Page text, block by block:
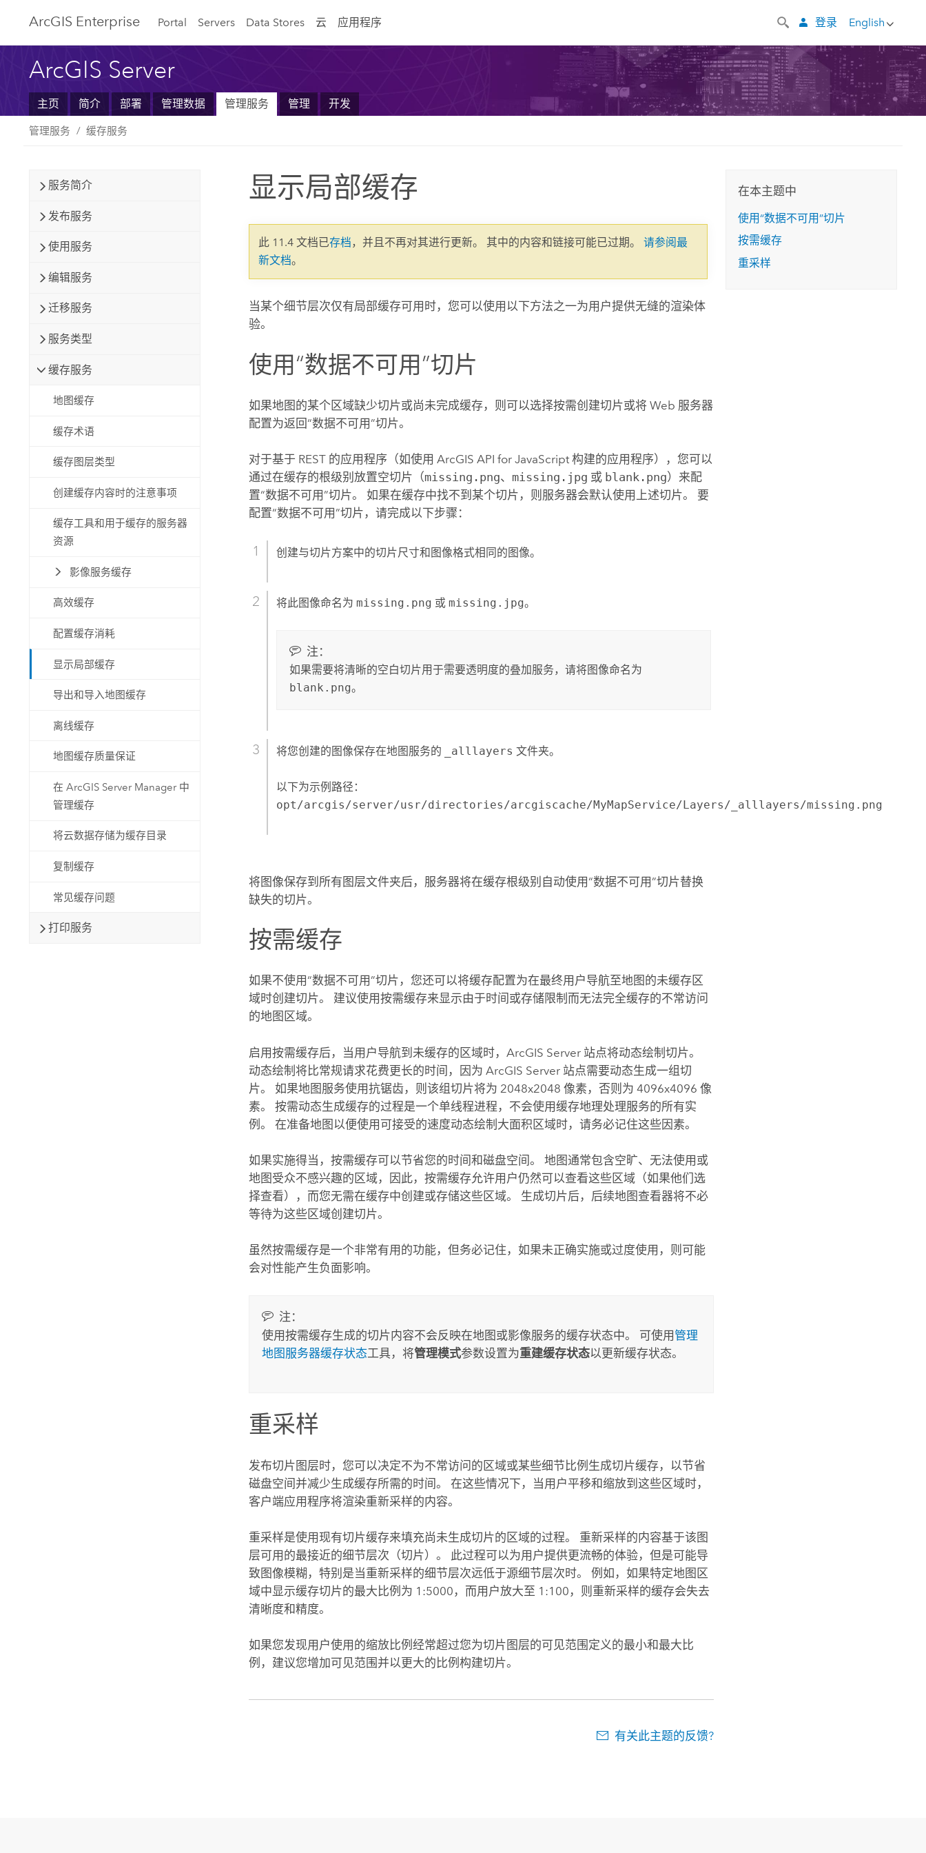
ArcGIS Enterprise Portal Servers Data Stores 云 应用程序 English
登录
ArcGIS Server
主页 简介 部署 管理数据 管理服务 管理 开发
管理服务 缓存服务
服务简介
发布服务
使用服务
编辑服务
迁移服务
服务类型
缓存服务
地图缓存
缓存术语
缓存图层类型
创建缓存内容时的注意事项
缓存工具和用于缓存的服务器
资源
影像服务缓存
高效缓存
配置缓存消耗
显示局部缓存
导出和导入地图缓存
离线缓存
地图缓存质量保证
在 ArcGIS Server Manager 中
管理缓存
将云数据存储为缓存目录
复制缓存
常见缓存问题
打印服务
显示局部缓存
此 11.4 文档已存档，并且不再对其进行更新。 其中的内容和链接可能已过期。请参阅最
新文档。
当某个细节层次仅有局部缓存可用时，您可以使用以下方法之一为用户提供无缝的渲染体
验。
使用“数据不可用”切片
如果地图的某个区域缺少切片或尚未完成缓存，则可以选择按需创建切片或将 Web 服务器
配置为返回“数据不可用”切片。
对于基于 REST 的应用程序（如使用ArcGIS API for JavaScript 构建的应用程序），您可以
通过在缓存的根级别放置空切片（missing.png、 missing.jpg 或 blank.png）来配
置“数据不可用”切片。 如果在缓存中找不到某个切片，则服务器会默认使用上述切片。 要
配置“数据不可用”切片，请完成以下步骤：
创建与切片方案中的切片尺寸和图像格式相同的图像。
将此图像命名为missing.png 或missing.jpg。
注：
如果需要将清晰的空白切片用于需要透明度的叠加服务，请将图像命名为
blank.png。
将您创建的图像保存在地图服务的 _alllayers 文件夹。
以下为示例路径：
opt/arcgis/server/usr/directories/arcgiscache/MyMapService/Layers/_alllayers/missing.png
将图像保存到所有图层文件夹后，服务器将在缓存根级别自动使用“数据不可用”切片替换
缺失的切片。
按需缓存
如果不使用“数据不可用”切片，您还可以将缓存配置为在最终用户导航至地图的未缓存区
域时创建切片。 建议使用按需缓存来显示由于时间或存储限制而无法完全缓存的不常访问
的地图区域。
启用按需缓存后，当用户导航到未缓存的区域时，ArcGIS Server 站点将动态绘制切片。
动态绘制将比常规请求花费更长的时间，因为ArcGIS Server 站点需要动态生成一组切
片。 如果地图服务使用抗锯齿，则该组切片将为 2048x2048 像素，否则为 4096x4096 像
素。 按需动态生成缓存的过程是一个单线程进程，不会使用缓存地理处理服务的所有实
例。 在准备地图以便使用可接受的速度动态绘制大面积区域时，请务必记住这些因素。
如果实施得当，按需缓存可以节省您的时间和磁盘空间。 地图通常包含空旷、无法使用或
地图受众不感兴趣的区域，因此，按需缓存允许用户仍然可以查看这些区域（如果他们选
择查看），而您无需在缓存中创建或存储这些区域。 生成切片后，后续地图查看器将不必
等待为这些区域创建切片。
虽然按需缓存是一个非常有用的功能，但务必记住，如果未正确实施或过度使用，则可能
会对性能产生负面影响。
注：
使用按需缓存生成的切片内容不会反映在地图或影像服务的缓存状态中。 可使用 管理
地图服务器缓存状态工具，将管理模式参数设置为重建缓存状态以更新缓存状态。
重采样
发布切片图层时，您可以决定不为不常访问的区域或某些细节比例生成切片缓存，以节省
磁盘空间并减少生成缓存所需的时间。 在这些情况下，当用户平移和缩放到这些区域时，
客户端应用程序将渲染重新采样的内容。
重采样是使用现有切片缓存来填充尚未生成切片的区域的过程。 重新采样的内容基于该图
层可用的最接近的细节层次（切片）。 此过程可以为用户提供更流畅的体验，但是可能导
致图像模糊，特别是当重新采样的细节层次远低于源细节层次时。 例如，如果特定地图区
域中显示缓存切片的最大比例为 1:5000，而用户放大至 1:100，则重新采样的缓存会失去
清晰度和精度。
如果您发现用户使用的缩放比例经常超过您为切片图层的可见范围定义的最小和最大比
例，建议您增加可见范围并以更大的比例构建切片。
有关此主题的反馈?
在本主题中
使用“数据不可用”切片
按需缓存
重采样